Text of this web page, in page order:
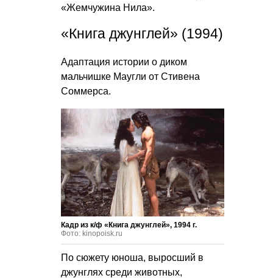
«Жемчужина Нила».
«Книга джунглей» (1994)
Адаптация истории о диком
мальчишке Маугли от Стивена
Соммерса.
Кадр из к/ф «Книга джунглей», 1994 г.
Фото: kinopoisk.ru
По сюжету юноша, выросший в
джунглях среди животных,